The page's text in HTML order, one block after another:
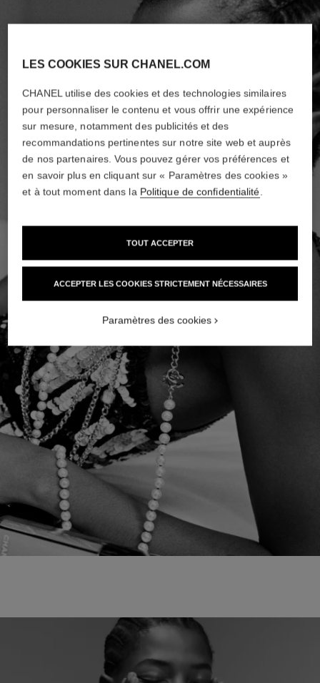
LES COOKIES SUR CHANEL.COM
CHANEL utilise des cookies et des technologies similaires
pour personnaliser le contenu et vous offrir une expérience
sur mesure, notamment des publicités et des
recommandations pertinentes sur notre site web et auprès
de nos partenaires. Vous pouvez gérer vos préférences et
en savoir plus en cliquant sur « Paramètres des cookies »
et à tout moment dans la Politique de confidentialité.
ACCEPTER LES COOKIES STRICTEMENT NÉCESSAIRES
TOUT ACCEPTER
Paramètres des cookies